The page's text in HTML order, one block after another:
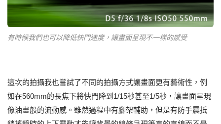
有時候我們也可以降低快門速度，讓畫面呈現不一樣的感受
這次的拍攝我也嘗試了不同的拍攝方式讓畫面更有藝術性，例
如在560mm的長焦下將快門降到1/15秒甚至1/5秒，讓畫面呈現
像油畫般的流動感。雖然過程中有腳架輔助，但是有防手震抵